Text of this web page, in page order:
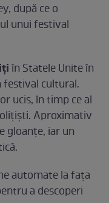
după ce o
unui festival
în Statele Unite în
festival cultural.
ucis, în timp ce al
Aproximativ
gloanţe, iar un
automate la faţa
a descoperi